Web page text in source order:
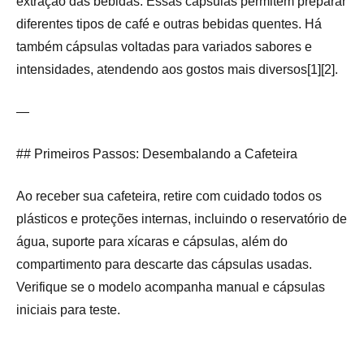
diferentes tipos de café e outras bebidas quentes. Há
também cápsulas voltadas para variados sabores e
intensidades, atendendo aos gostos mais diversos[1][2].
—
## Primeiros Passos: Desembalando a Cafeteira
Ao receber sua cafeteira, retire com cuidado todos os
plásticos e proteções internas, incluindo o reservatório de
água, suporte para xícaras e cápsulas, além do
compartimento para descarte das cápsulas usadas.
Verifique se o modelo acompanha manual e cápsulas
iniciais para teste.